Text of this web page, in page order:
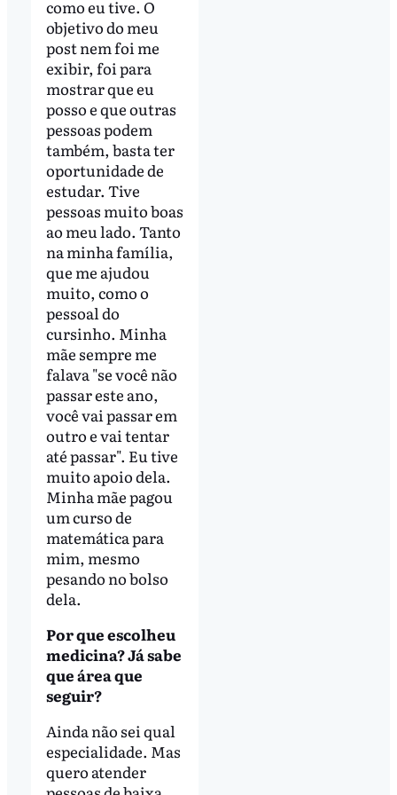
como eu tive. O
objetivo do meu
post nem foi me
exibir, foi para
mostrar que eu
posso e que outras
pessoas podem
também, basta ter
oportunidade de
estudar. Tive
pessoas muito boas
ao meu lado. Tanto
na minha família,
que me ajudou
muito, como o
pessoal do
cursinho. Minha
mãe sempre me
falava "se você não
passar este ano,
você vai passar em
outro e vai tentar
até passar". Eu tive
muito apoio dela.
Minha mãe pagou
um curso de
matemática para
mim, mesmo
pesando no bolso
dela.
Por que escolheu
medicina? Já sabe
que área que
seguir?
Ainda não sei qual
especialidade. Mas
quero atender